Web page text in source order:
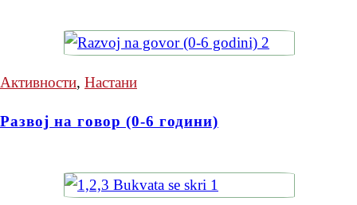
Активности, Настани
Развој на говор (0-6 години)